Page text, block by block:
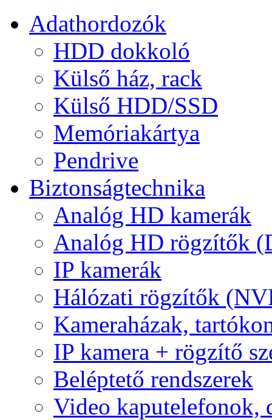
Adathordozók
HDD dokkoló
Külső ház, rack
Külső HDD/SSD
Memóriakártya
Pendrive
Biztonságtechnika
Analóg HD kamerák
Analóg HD rögzítők
IP kamerák
Hálózati rögzítők
Kameraházak,
IP kamera + rögzítő
Beléptető rendszerek
Video kaputelefonok,